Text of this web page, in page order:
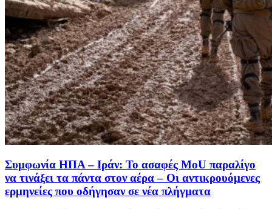
Συμφωνία ΗΠΑ – Ιράν: Το ασαφές MoU παραλίγο
να τινάξει τα πάντα στον αέρα – Οι αντικρουόμενες
ερμηνείες που οδήγησαν σε νέα πλήγματα